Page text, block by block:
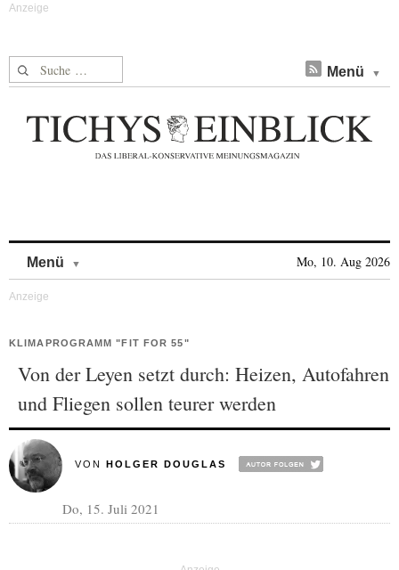
Suche nach: Menü
Menü Mo, 10. Aug 2026
KLIMAPROGRAMM "FIT FOR 55"
Von der Leyen setzt durch: Heizen, Autofahren
und Fliegen sollen teurer werden
VON HOLGER DOUGLAS
Do, 15. Juli 2021